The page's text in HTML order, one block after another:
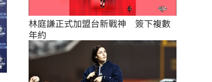
林庭謙正式加盟台新戰神　簽下複數
年約